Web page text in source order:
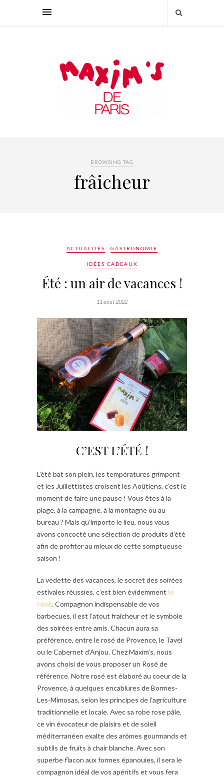
BROWSING TAG
frâicheur
ACTUALITÉS GASTRONOMIE
IDÉES CADEAUX
Été : un air de vacances !
11 août 2022
C’EST L’ÉTÉ !
L’été bat son plein, les températures grimpent
et les Juillettistes croisent les Aoûtiens, c’est le
moment de faire une pause ! Vous êtes à la
plage, à la campagne, à la montagne ou au
bureau ? Mais qu’importe le lieu, nous vous
avons concocté une sélection de produits d’été
afin de profiter au mieux de cette somptueuse
saison !
La vedette des vacances, le secret des soirées
estivales réussies, c’est bien évidemment le
rosé. Compagnon indispensable de vos
barbecues, il est l’atout fraîcheur et le symbole
des soirées entre amis. Chacun aura sa
préférence, entre le rosé de Provence, le Tavel
ou le Cabernet d’Anjou. Chez Maxim’s, nous
avons choisi de vous proposer un Rosé de
référence. Notre rosé est élaboré au coeur de la
Provence, à quelques encablures de Bormes-
Les-Mimosas, selon les principes de l’agriculture
traditionnelle et locale. Avec sa robe rose pâle,
ce vin évocateur de plaisirs et de soleil
méditerranéen exalte des arômes gourmands et
subtils de fruits à chair blanche. Avec son
superbe flacon aux formes épanouies, il sera le
compagnon idéal de vos apéritifs et vous fera